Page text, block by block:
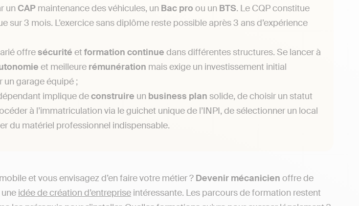
unCAP maintenance des véhicules, un Bac pro ou un BTS. Le CQP constitue
sur 3 mois. L’exercice sans diplôme reste possible après 3 ans d’expérience
offresécurité et formation continue dans différentes structures. Se lancer à
et meilleure rémunération mais exige un investissement initial
garage équipé ;
implique deconstruire un business plan solide, de choisir un statut
à l’immatriculation via le guichet unique de l’INPI, de sélectionner un local
du matériel professionnel indispensable.
et vous envisagez d’en faire votre métier ? Devenir mécanicien offre de
idée de création d’entreprise intéressante. Les parcours de formation restent